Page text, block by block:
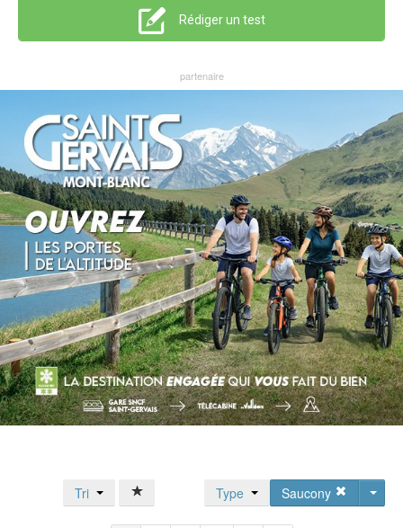
Rédiger un test
Tri Saucony
Type